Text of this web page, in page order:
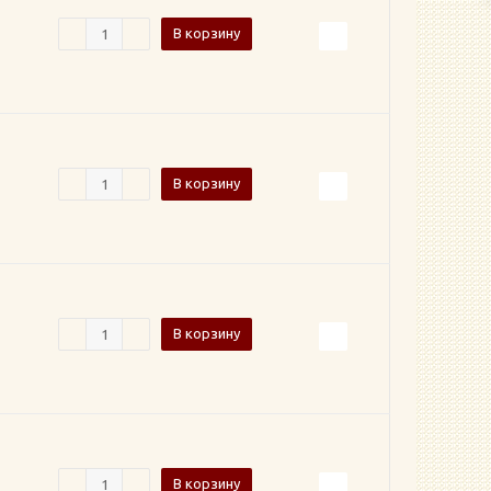
В корзину
В корзину
В корзину
В корзину